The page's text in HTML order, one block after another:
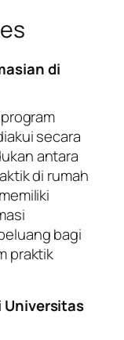
di
secara
antara
di rumah
bagi
praktik
Universitas